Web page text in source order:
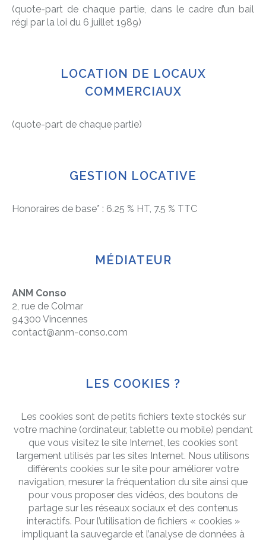
(quote-part de chaque partie, dans le cadre d’un bail
régi par la loi du 6 juillet 1989)
LOCATION DE LOCAUX
COMMERCIAUX
(quote-part de chaque partie)
GESTION LOCATIVE
Honoraires de base* : 6.25 % HT, 7.5 % TTC
MÉDIATEUR
ANM Conso
2, rue de Colmar
94300 Vincennes
contact@anm-conso.com
LES COOKIES ?
Les cookies sont de petits fichiers texte stockés sur
votre machine (ordinateur, tablette ou mobile) pendant
que vous visitez le site Internet, les cookies sont
largement utilisés par les sites Internet. Nous utilisons
différents cookies sur le site pour améliorer votre
navigation, mesurer la fréquentation du site ainsi que
pour vous proposer des vidéos, des boutons de
partage sur les réseaux sociaux et des contenus
interactifs. Pour l’utilisation de fichiers « cookies »
impliquant la sauvegarde et l’analyse de données à